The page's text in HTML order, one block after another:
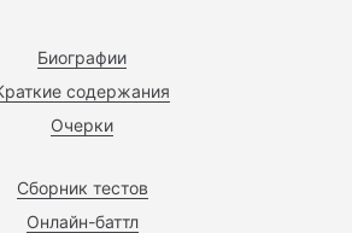
Биографии
содержания
Очерки
Сборник тестов
Онлайн-баттл